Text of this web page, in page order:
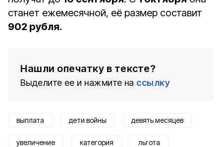
станет ежемесячной, её размер составит
902 рубля.
Нашли опечатку в тексте?
Выделите ее и нажмите на ссылку
выплата дети войны девять месяцев
увеличение категория льгота